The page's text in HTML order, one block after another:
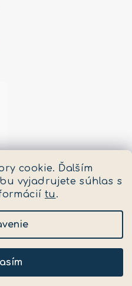
cookie. Ďalším
vyjadrujete súhlas s
tu .
Všetky práva vyhradené.
cookies